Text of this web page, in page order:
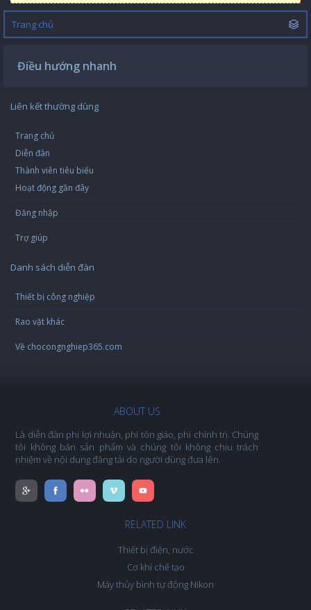
Trang chủ
Điều hướng nhanh
Liên kết thường dùng
Trang chủ
Diễn đàn
Thành viên tiêu biểu
Hoạt động gần đây
Đăng nhập
Trợ giúp
Danh sách diễn đàn
Thiết bị công nghiệp
Rao vặt khác
Về chocongnghiep365.com
ABOUT US
Là diễn đàn phi lợi nhuận, phi tôn giáo, phi chính trị. Chúng
tôi không bán sản phẩm và chúng tôi không chịu trách
nhiệm về nội dung đăng tải do người dùng đưa lên.
RELATED LINK
Thiết bị điện, nước
Cơ khí chế tạo
Máy thủy bình tự động Nikon